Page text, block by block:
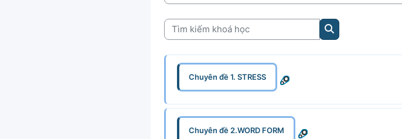
Tìm kiếm khoá học
Tìm kiếm khoá học
Chuyên đề 1. STRESS
Chuyên đề 2.WORD FORM